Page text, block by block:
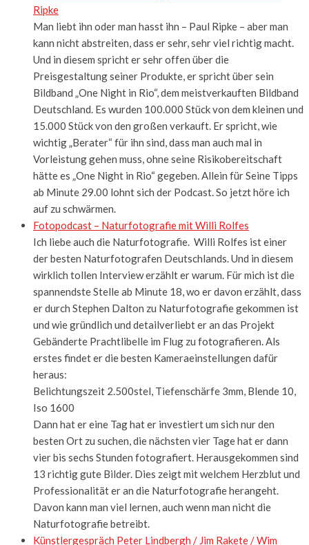
Ripke
Man liebt ihn oder man hasst ihn – Paul Ripke – aber man
kann nicht abstreiten, dass er sehr, sehr viel richtig macht.
Und in diesem spricht er sehr offen über die
Preisgestaltung seiner Produkte, er spricht über sein
Bildband „One Night in Rio“, dem meistverkauften Bildband
Deutschland. Es wurden 100.000 Stück von dem kleinen und
15.000 Stück von den großen verkauft. Er spricht, wie
wichtig „Berater“ für ihn sind, dass man auch mal in
Vorleistung gehen muss, ohne seine Risikobereitschaft
hätte es „One Night in Rio“ gegeben. Allein für Seine Tipps
ab Minute 29.00 lohnt sich der Podcast. So jetzt höre ich
auf zu schwärmen.
Fotopodcast – Naturfotografie mit Willi Rolfes
Ich liebe auch die Naturfotografie. Willi Rolfes ist einer
der besten Naturfotografen Deutschlands. Und in diesem
wirklich tollen Interview erzählt er warum. Für mich ist die
spannendste Stelle ab Minute 18, wo er davon erzählt, dass
er durch Stephen Dalton zu Naturfotografie gekommen ist
und wie gründlich und detailverliebt er an das Projekt
Gebänderte Prachtlibelle im Flug zu fotografieren. Als
erstes findet er die besten Kameraeinstellungen dafür
heraus:
Belichtungszeit 2.500stel, Tiefenschärfe 3mm, Blende 10,
Iso 1600
Dann hat er eine Tag hat er investiert um sich nur den
besten Ort zu suchen, die nächsten vier Tage hat er dann
vier bis sechs Stunden fotografiert. Herausgekommen sind
13 richtig gute Bilder. Dies zeigt mit welchem Herzblut und
Professionalität er an die Naturfotografie herangeht.
Davon kann man viel lernen, auch wenn man nicht die
Naturfotografie betreibt.
Künstlergespräch Peter Lindbergh / Jim Rakete / Wim